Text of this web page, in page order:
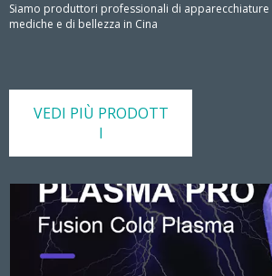
Siamo produttori professionali di apparecchiature
mediche e di bellezza in Cina
VEDI PIÙ PRODOTT
I